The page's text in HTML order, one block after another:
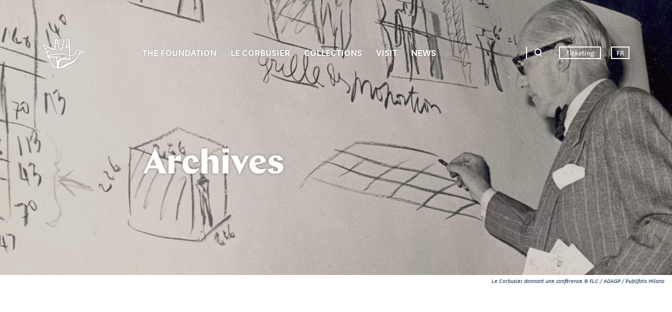
THE FOUNDATION LE CORBUSIER COLLECTIONS VISIT NEWS Ticketing FR
Archives
Le Corbusier donnant une conférence © FLC / ADAGP / Publifoto Milano